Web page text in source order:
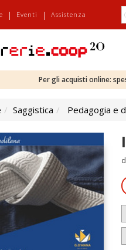
| Eventi | Assistenza
Per gli acquisti online:
Saggistica Pedagogia e